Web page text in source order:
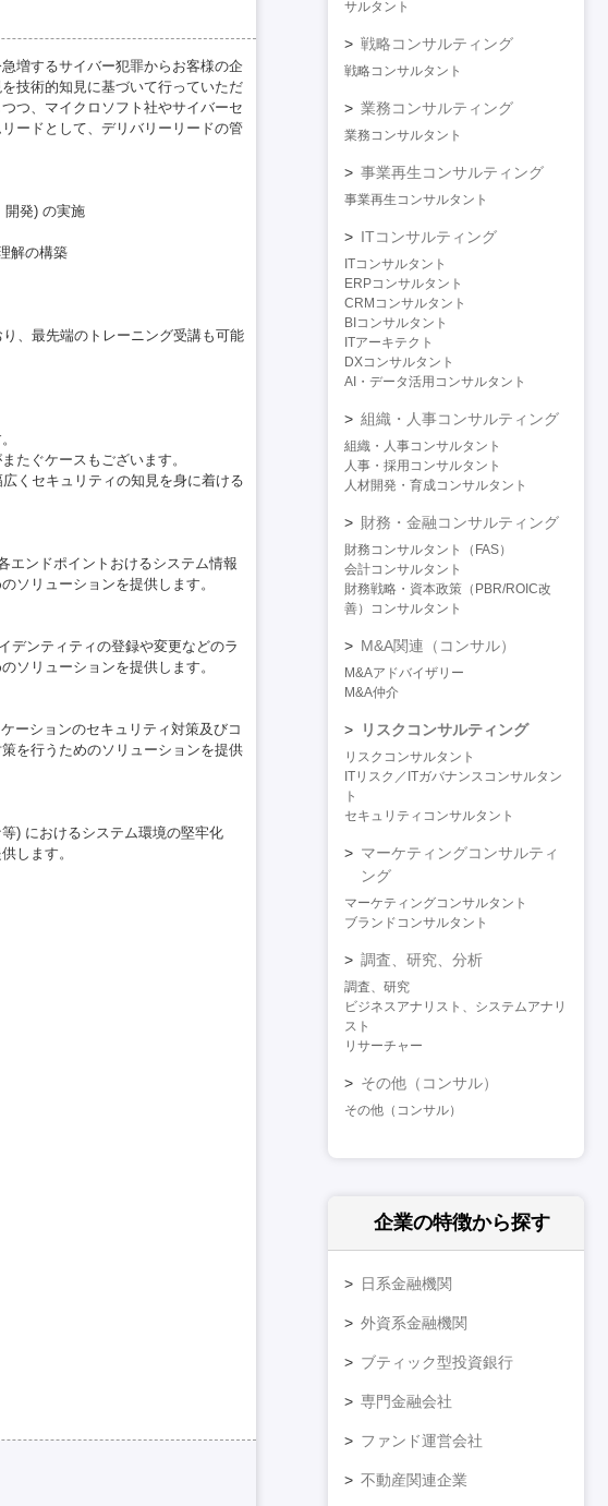
増するサイバー犯罪からお客様の企
技術的知見に基づいて行っていただ
つ、マイクロソフト社やサイバーセ
ードとして、デリバリーリードの管
開発) の実施
解の構築
、最先端のトレーニング受講も可能
たぐケースもございます。
くセキュリティの知見を身に着ける
エンドポイントおけるシステム情報
ソリューションを提供します。
デンティティの登録や変更などのラ
ソリューションを提供します。
ーションのセキュリティ対策及びコ
を行うためのソリューションを提供
) におけるシステム環境の堅牢化
します。
サルタント
戦略コンサルティング
戦略コンサルタント
業務コンサルティング
業務コンサルタント
事業再生コンサルティング
事業再生コンサルタント
ITコンサルティング
ITコンサルタント
ERPコンサルタント
CRMコンサルタント
BIコンサルタント
ITアーキテクト
DXコンサルタント
AI・データ活用コンサルタント
組織・人事コンサルティング
組織・人事コンサルタント
人事・採用コンサルタント
人材開発・育成コンサルタント
財務・金融コンサルティング
財務コンサルタント（FAS）
会計コンサルタント
財務戦略・資本政策（PBR/ROIC改
善）コンサルタント
M&A関連（コンサル）
M&Aアドバイザリー
M&A仲介
リスクコンサルティング
リスクコンサルタント
ITリスク／ITガバナンスコンサルタン
ト
セキュリティコンサルタント
マーケティングコンサルティ
ング
マーケティングコンサルタント
ブランドコンサルタント
調査、研究、分析
調査、研究
ビジネスアナリスト、システムアナリ
スト
リサーチャー
その他（コンサル）
その他（コンサル）
企業の特徴から探す
日系金融機関
外資系金融機関
ブティック型投資銀行
専門金融会社
ファンド運営会社
不動産関連企業